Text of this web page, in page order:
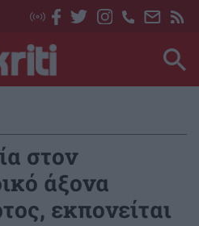
στον
άξονα
εκπονείται